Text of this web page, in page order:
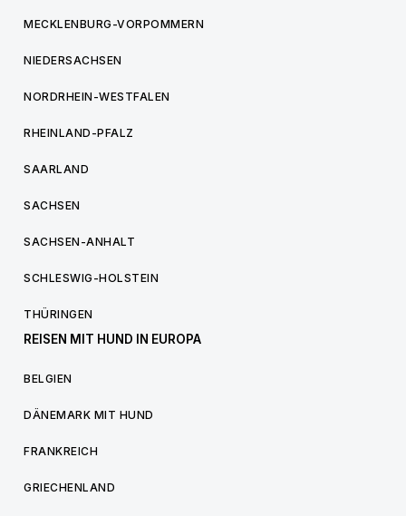
MECKLENBURG-VORPOMMERN
NIEDERSACHSEN
NORDRHEIN-WESTFALEN
RHEINLAND-PFALZ
SAARLAND
SACHSEN
SACHSEN-ANHALT
SCHLESWIG-HOLSTEIN
THÜRINGEN
REISEN MIT HUND IN EUROPA
BELGIEN
DÄNEMARK MIT HUND
FRANKREICH
GRIECHENLAND